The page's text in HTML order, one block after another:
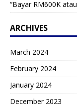
“Bayar RM600K
ARCHIVES
March 2024
February 2024
January 2024
December 2023